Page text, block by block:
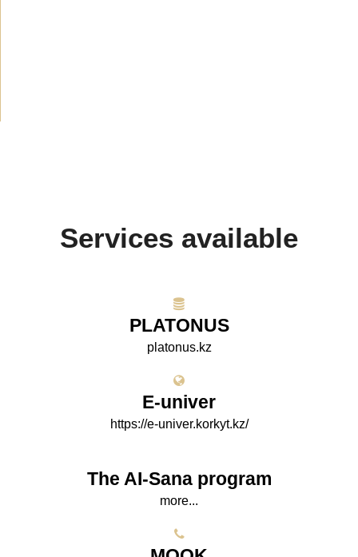
Services available
PLATONUS
platonus.kz
E-univer
https://e-univer.korkyt.kz/
The AI-Sana program
more...